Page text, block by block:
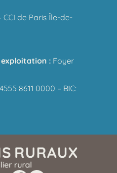
CCI de Paris Île-de-
exploitation : Foyer
8611 0000 – BIC: